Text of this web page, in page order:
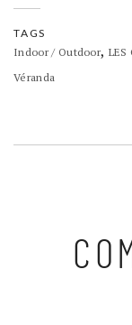
TAGS
Indoor / Outdoor, LES
Véranda